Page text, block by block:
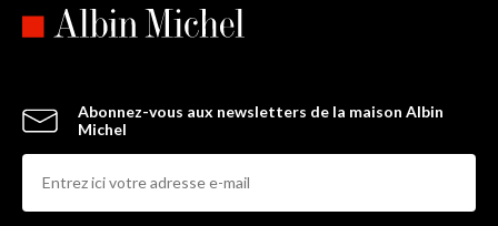
Abonnez-vous aux newsletters de la maison Albin
Michel